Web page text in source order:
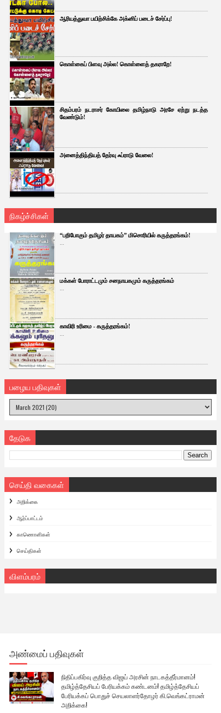
ஆரியத்துவா பயிற்சிக்கே அக்னிப் படைச் சேர்ப்பு!
கொள்கைப் பிளவு அல்ல! கொள்ளைத் தகராறே!
சிதம்பரம் நடராசர் கோயிலை தமிழ்நாடு அரசே ஏற்று நடத்த
வேண்டும்!
அனைத்திந்தியத் தேர்வு ஃப்ராடு வேலை!
நிகழ்ச்சிகள்
“பறிபோகும் தமிழர் தாயகம்” மிசொரியில் கருத்தரங்கம்!
...
மக்கள் போராட்டமும் சனநாயகமும் கருத்தரங்கம்
...
காவிரி உரிமை - கருத்தரங்கம்!
...
பழைய பதிவுகள்
தேடுக
செய்தி வகைகள்
அறிக்கை
ஆர்ப்பாட்டம்
காணொளிகள்
செய்திகள்
விளம்பரம்
அண்மைப் பதிவுகள்
நிதிப்பகிர்வு குறித்த விஜய் அரசின் நாடகத்தீர்மானம்!
தமிழ்த்தேசியப் பேரியக்கம் கண்டனம்! தமிழ்த்தேசியப்
பேரியக்கப் பொதுச் செயலாளர்தோழர் கி.வெங்கட்ராமன்
அறிக்கை!